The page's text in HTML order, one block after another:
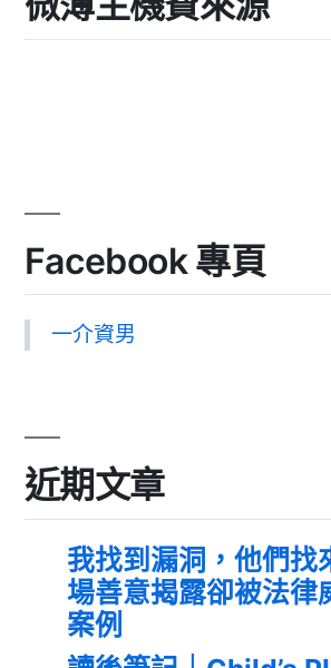
Facebook 專頁
一介資男
近期文章
我找到漏洞，他們找
場善意揭露卻被法律
案例